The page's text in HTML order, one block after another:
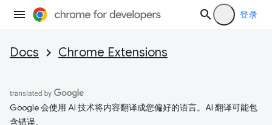
登录
Docs Chrome Extensions
Google 会使用 AI 技术将内容翻译成您偏好的语言。AI 翻译可能包
含错误。